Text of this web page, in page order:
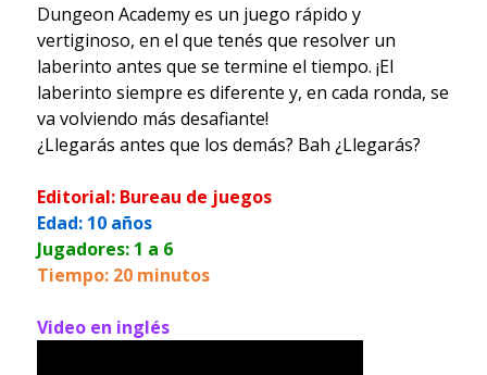
Dungeon Academy es un juego rápido y
vertiginoso, en el que tenés que resolver un
laberinto antes que se termine el tiempo. ¡El
laberinto siempre es diferente y, en cada ronda, se
va volviendo más desafiante!
¿Llegarás antes que los demás? Bah ¿Llegarás?
Editorial: Bureau de juegos
Edad: 10 años
Jugadores: 1 a 6
Tiempo: 20 minutos
Video en inglés